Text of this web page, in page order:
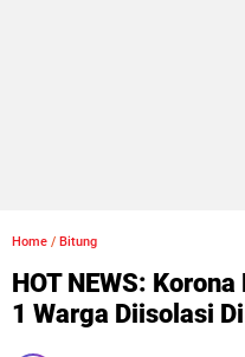
Home / Bitung
HOT NEWS:
1 Warga Diisolasi